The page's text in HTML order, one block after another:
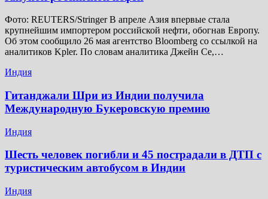
Фото: REUTERS/Stringer В апреле Азия впервые стала
крупнейшим импортером российской нефти, обогнав Европу.
Об этом сообщило 26 мая агентство Bloomberg со ссылкой на
аналитиков Kpler. По словам аналитика Джейн Се,…
Индия
Гитанджали Шри из Индии получила
Международную Букеровскую премию
Индия
Шесть человек погибли и 45 пострадали в ДТП с
туристическим автобусом в Индии
Индия